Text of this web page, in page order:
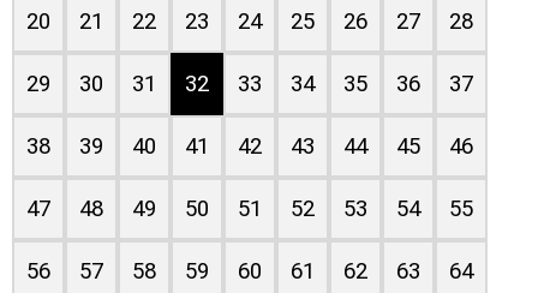
20 21 22 23 24 25 26 27 28
29 30 31 32 33 34 35 36 37
38 39 40 41 42 43 44 45 46
47 48 49 50 51 52 53 54 55
56 57 58 59 60 61 62 63 64